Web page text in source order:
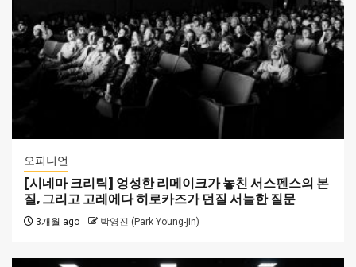
오피니언
[시네마 크리틱] 엉성한 리메이크가 놓친 서스펜스의 본
질, 그리고 고레에다 히로카즈가 던질 서늘한 질문
3개월 ago 박영진 (Park Young-jin)